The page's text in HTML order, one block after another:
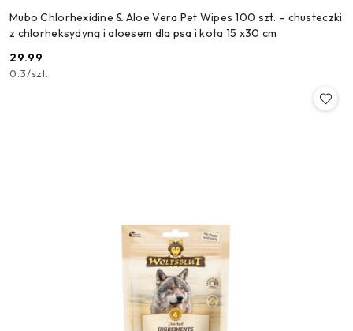
Mubo Chlorhexidine & Aloe Vera Pet Wipes 100 szt. – chusteczki
z chlorheksydyną i aloesem dla psa i kota 15 x30 cm
Cena:
29.99
0.3/szt.